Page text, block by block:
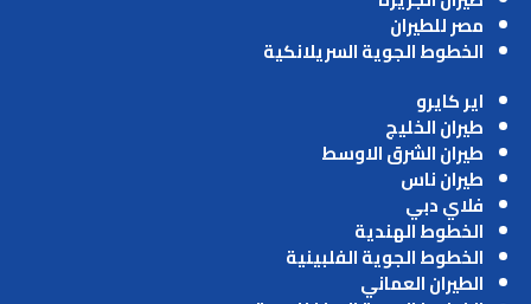
مصر للطيران
الخطوط الجوية السريلانكية
اير كايرو
طيران الخليج
طيران الشرق الاوسط
طيران ناس
فلاي دبي
الخطوط الهندية
الخطوط الجوية الفلبينية
الطيران العماني